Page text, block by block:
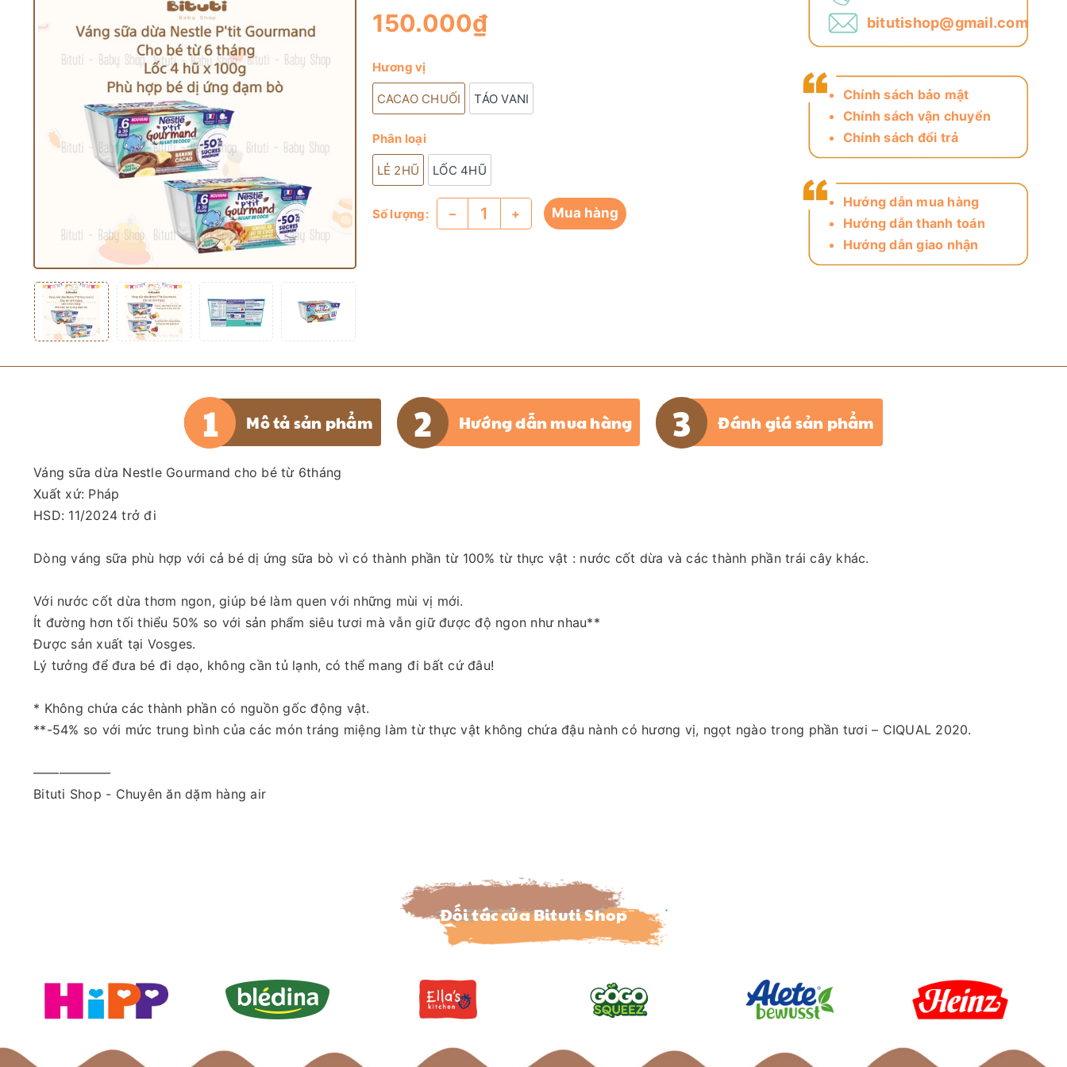
150.000₫
Hương vị
CACAO CHUỐI TÁO VANI
Phân loại
LẺ 2HŨ LỐC 4HŨ
Số lượng: – + Mua hàng
bitutishop@gmail.com
Chính sách bảo mật
Chính sách vận chuyển
Chính sách đổi trả
Hướng dẫn mua hàng
Hướng dẫn thanh toán
Hướng dẫn giao nhận
Mô tả sản phẩm Hướng dẫn mua hàng Đánh giá sản phẩm
Váng sữa dừa Nestle Gourmand cho bé từ 6tháng
Xuất xứ: Pháp
HSD: 11/2024 trở đi
Dòng váng sữa phù hợp với cả bé dị ứng sữa bò vì có thành phần từ 100% từ thực vật : nước cốt dừa và các thành phần trái cây khác.
Với nước cốt dừa thơm ngon, giúp bé làm quen với những mùi vị mới.
Ít đường hơn tối thiểu 50% so với sản phẩm siêu tươi mà vẫn giữ được độ ngon như nhau**
Được sản xuất tại Vosges.
Lý tưởng để đưa bé đi dạo, không cần tủ lạnh, có thể mang đi bất cứ đâu!
* Không chứa các thành phần có nguồn gốc động vật.
**-54% so với mức trung bình của các món tráng miệng làm từ thực vật không chứa đậu nành có hương vị, ngọt ngào trong phần tươi – CIQUAL 2020. ​
——————
Bituti Shop - Chuyên ăn dặm hàng air
Đối tác của Bituti Shop